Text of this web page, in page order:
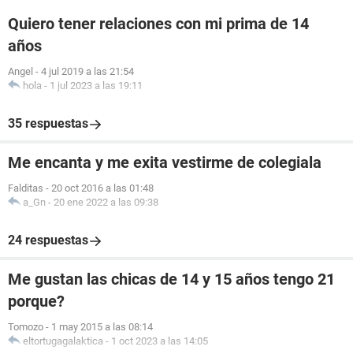
Quiero tener relaciones con mi prima de 14
años
Angel - 4 jul 2019 a las 21:54
hola - 1 jul 2023 a las 19:11
35 respuestas
Me encanta y me exita vestirme de colegiala
Falditas - 20 oct 2016 a las 01:48
a_Gn - 20 ene 2022 a las 09:38
24 respuestas
Me gustan las chicas de 14 y 15 años tengo 21
porque?
Tomozo - 1 may 2015 a las 08:14
eltortugagalaktica - 1 oct 2023 a las 14:05